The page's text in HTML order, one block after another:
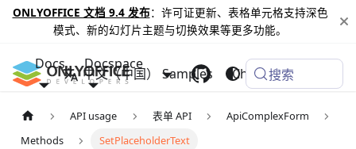
ONLYOFFICE 文档 9.4 发布：许可证更新、表格单元格支持深色
模式、新的幻灯片主题与切换效果等更多功能。
Docs Docspace
Samples Changelog
中文（中国） 搜索
API usage 表单 API
ApiComplexForm
Methods
SetPlaceholderText